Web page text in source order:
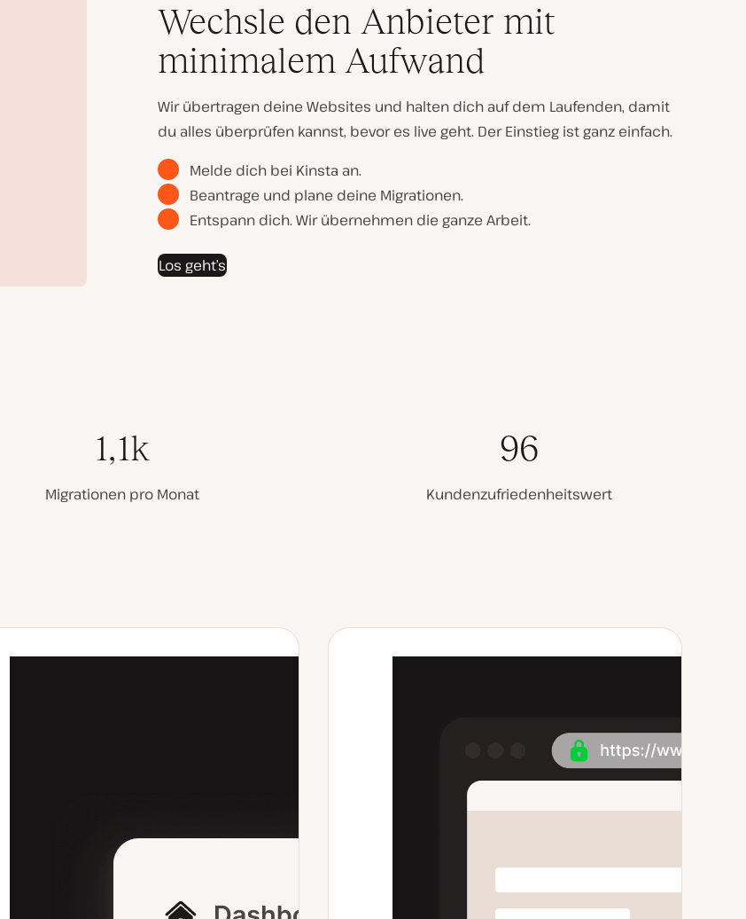
Wechsle den Anbieter mit
minimalem Aufwand
Wir übertragen deine Websites und halten dich auf dem Laufenden, damit
du alles überprüfen kannst, bevor es live geht. Der Einstieg ist ganz einfach.
Melde dich bei Kinsta an.
Beantrage und plane deine Migrationen.
Entspann dich. Wir übernehmen die ganze Arbeit.
Los geht’s
1,1k
Migrationen pro Monat
96
Kundenzufriedenheitswert